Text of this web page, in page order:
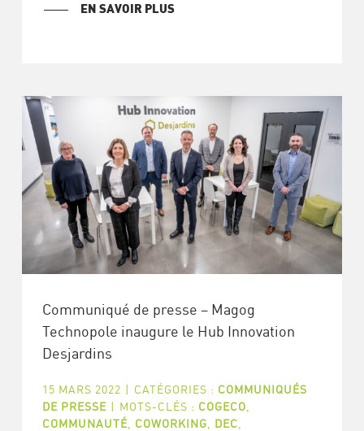
EN SAVOIR PLUS
Communiqué de presse – Magog
Technopole inaugure le Hub Innovation
Desjardins
15 MARS 2022 | CATÉGORIES : COMMUNIQUÉS
DE PRESSE | MOTS-CLÉS : COGECO
COMMUNAUTÉ, COWORKING DEC